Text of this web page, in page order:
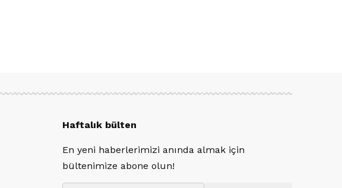
Haftalık bülten
En yeni haberlerimizi anında almak için
bültenimize abone olun!